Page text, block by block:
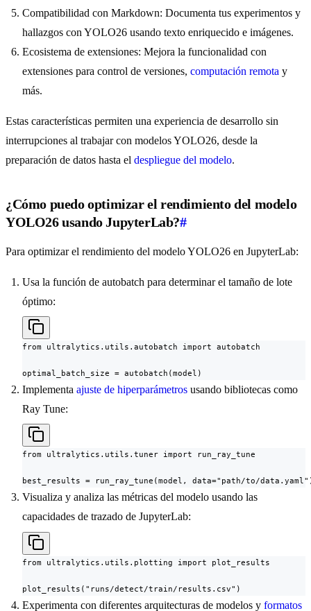
Compatibilidad con Markdown: Documenta tus experimentos y
hallazgos con YOLO26 usando texto enriquecido e imágenes.
Ecosistema de extensiones: Mejora la funcionalidad con
extensiones para control de versiones, computación remota y
más.
Estas características permiten una experiencia de desarrollo sin
interrupciones al trabajar con modelos YOLO26, desde la
preparación de datos hasta el despliegue del modelo.
¿Cómo puedo optimizar el rendimiento del modelo
YOLO26 usando JupyterLab?#
Para optimizar el rendimiento del modelo YOLO26 en JupyterLab:
Usa la función de autobatch para determinar el tamaño de lote
óptimo:
from ultralytics.utils.autobatch import autobatch
optimal_batch_size = autobatch(model)
Implementa ajuste de hiperparámetros usando bibliotecas como
Ray Tune:
from ultralytics.utils.tuner import run_ray_tune
best_results = run_ray_tune(model, data="path/to/
Visualiza y analiza las métricas del modelo usando las
capacidades de trazado de JupyterLab:
from ultralytics.utils.plotting import plot_results
plot_results("runs/detect/train/results.csv")
Experimenta con diferentes arquitecturas de modelos y formatos